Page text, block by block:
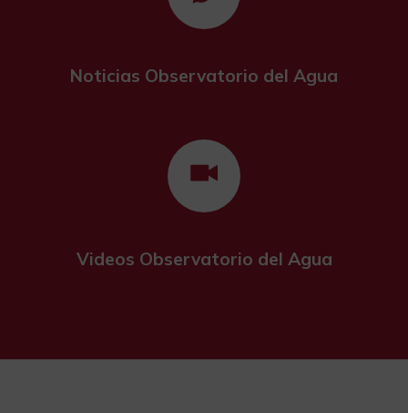
Noticias Observatorio del Agua
Videos Observatorio del Agua